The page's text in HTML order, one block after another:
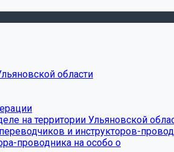
области
на территории Ульяновской
и инструкторов-
проводника на особо о